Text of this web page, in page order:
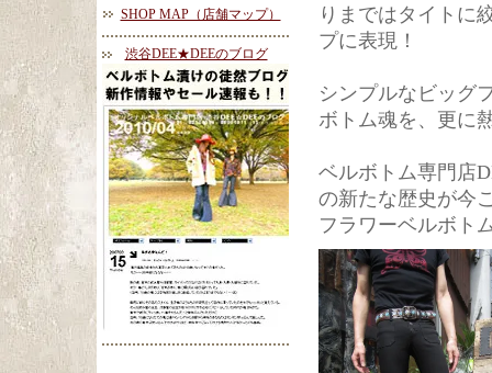
SHOP MAP（店舗マップ）
渋谷DEE★DEEのブログ
りまではタイトに
プに表現！
シンプルなビッグ
ボトム魂を、更に
ベルボトム専門店
の新たな歴史が今
フラワーベルボト